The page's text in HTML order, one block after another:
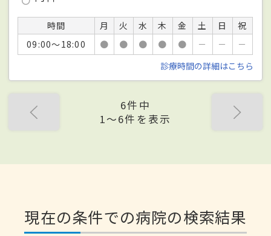
時間 月 火 水 木 金 土 日
祝
09:00～18:00
● ● ● ● ● － －
－
診療時間の詳細はこちら
6件中
1〜6件を表示
現在の条件での病院の検索結果